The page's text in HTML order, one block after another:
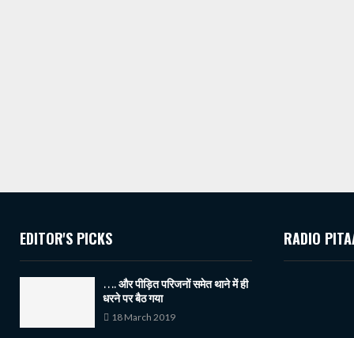
EDITOR'S PICKS
…. और पीड़ित परिजनों समेत थाने में ही
धरने पर बैठ गया
18 March 2019
RADIO